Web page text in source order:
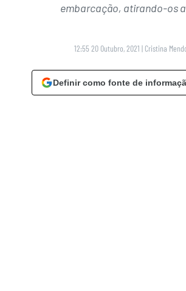
embarcação, atirando-os
12:55 20 Outubro, 2021 | Cristina
Definir como fonte de